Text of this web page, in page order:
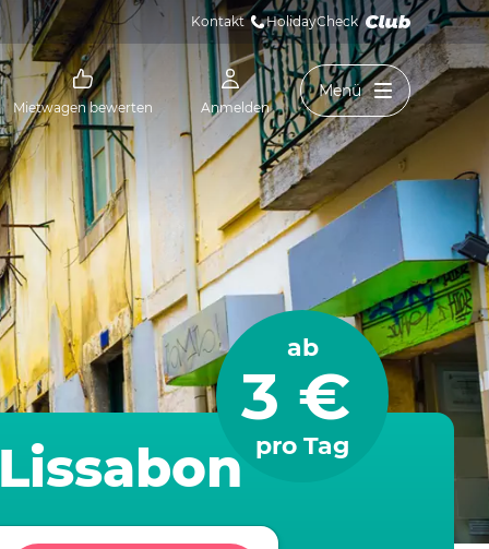
Kontakt HolidayCheck
Mietwagen bewerten Anmelden
Menü
ab
3 €
pro Tag